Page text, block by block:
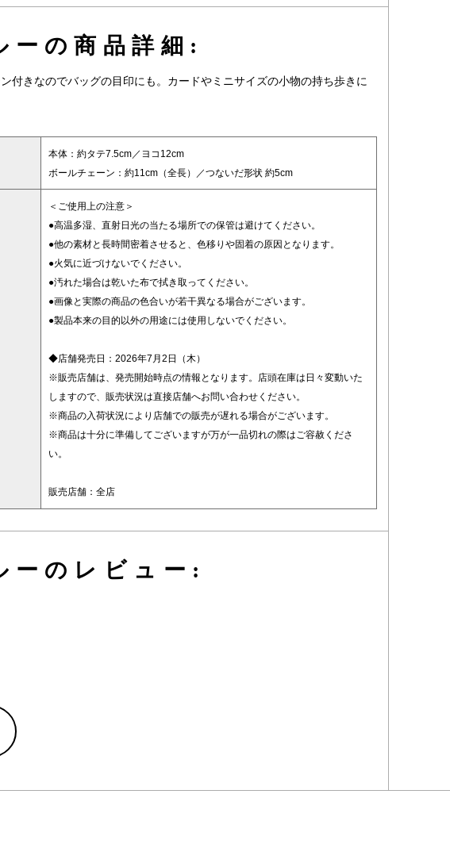
の商品詳細:
付きなのでバッグの目印にも。カードやミニサイズの小物の持ち歩きに
本体：約タテ7.5cm／ヨコ12cm
ボールチェーン：約11cm（全長）／つないだ形状 約5cm
＜ご使用上の注意＞
●高温多湿、直射日光の当たる場所での保管は避けてください。
●他の素材と長時間密着させると、色移りや固着の原因となります。
●火気に近づけないでください。
●汚れた場合は乾いた布で拭き取ってください。
●画像と実際の商品の色合いが若干異なる場合がございます。
●製品本来の目的以外の用途には使用しないでください。
◆店舗発売日：2026年7月2日（木）
※販売店舗は、発売開始時点の情報となります。店頭在庫は日々変動いた
しますので、販売状況は直接店舗へお問い合わせください。
※商品の入荷状況により店舗での販売が遅れる場合がございます。
※商品は十分に準備してございますが万が一品切れの際はご容赦くださ
い。
販売店舗：全店
のレビュー: